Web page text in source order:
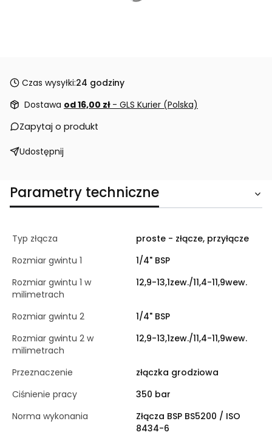
Czas wysyłki:24 godziny
Dostawa od 16,00 zł - GLS Kurier (Polska)
Zapytaj o produkt
Udostępnij
Parametry techniczne
Typ złącza
proste - złącze, przyłącze
Rozmiar gwintu 1
1/4" BSP
Rozmiar gwintu 1 w
milimetrach
12,9-13,1zew./11,4-11,9wew.
Rozmiar gwintu 2
1/4" BSP
Rozmiar gwintu 2 w
milimetrach
12,9-13,1zew./11,4-11,9wew.
Przeznaczenie
złączka grodziowa
Ciśnienie pracy
350 bar
Norma wykonania
Złącza BSP BS5200 / ISO
8434-6